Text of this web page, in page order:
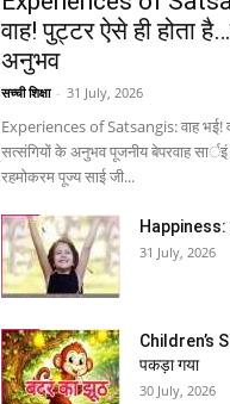
वाह! पुट्टर ऐसे ही होता
अनुभव
सच्ची शिक्षा - 31 July, 2026
Experiences of Satsangis: वाह भई!
सत्संगियों के अनुभव पूजनीय बेपरवाह सार्इं
रहमोकरम पूज्य साई जी...
Happiness:
31 July, 2026
Children’s
पकड़ा गया
30 July, 2026